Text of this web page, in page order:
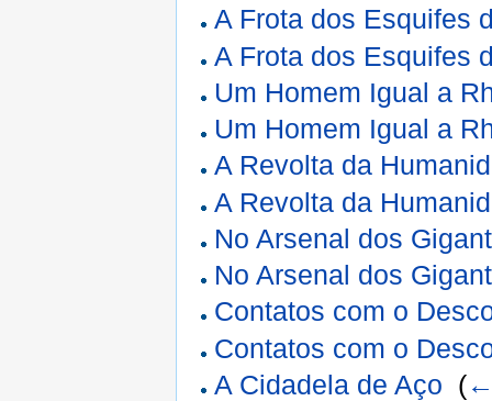
A Frota dos Esquifes
A Frota dos Esquifes
Um Homem Igual a
Um Homem Igual a
A Revolta da
A Revolta da
No Arsenal dos
No Arsenal dos
Contatos com o
Contatos com o
A Cidadela de Aço (